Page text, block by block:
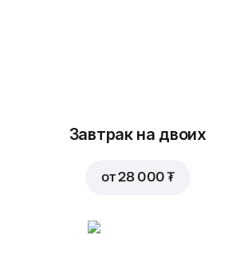
Завтрак на двоих
от28 000 ₮